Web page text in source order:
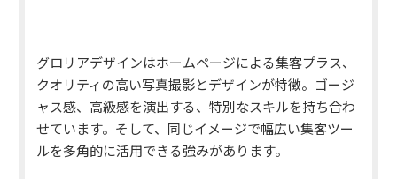
グロリアデザインはホームページによる集客プラス、
クオリティの高い写真撮影とデザインが特徴。 ゴージ
ャス感、高級感を演出する、特別なスキルを持ち合わ
せています。そして、同じイメージで幅広い集客ツー
ルを多角的に活用できる強みがあります。